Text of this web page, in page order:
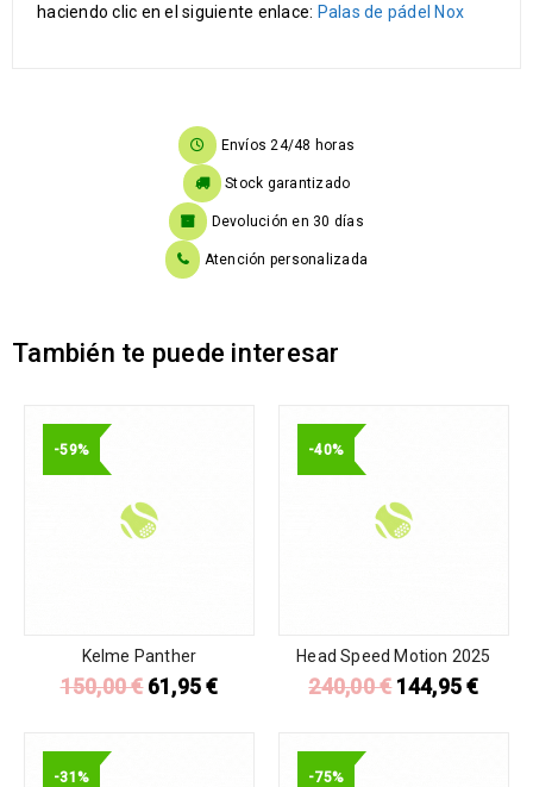
haciendo clic en el siguiente enlace: Palas de pádel Nox
Envíos 24/48 horas
Stock garantizado
Devolución en 30 días
Atención personalizada
También te puede interesar
-59%
Kelme Panther
150,00€ 61,95€
-40%
Head Speed Motion 2025
240,00€ 144,95€
-31% -75%